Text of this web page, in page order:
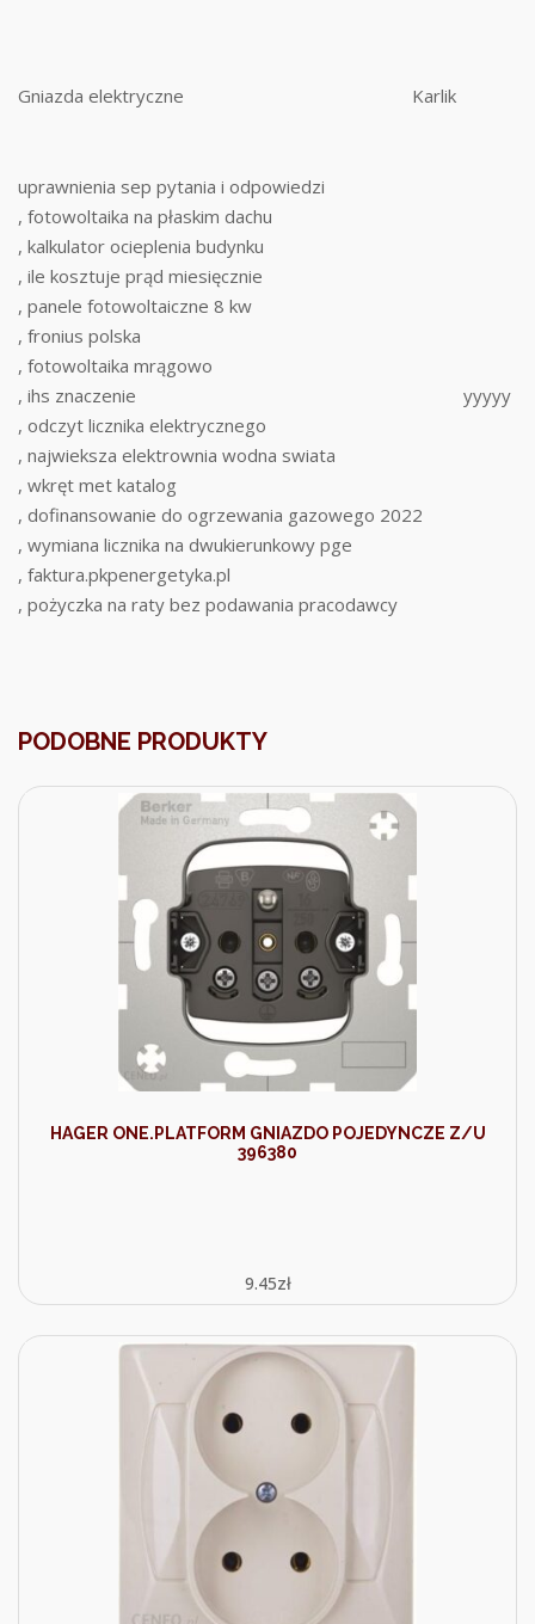
Gniazda elektryczne Karlik
uprawnienia sep pytania i odpowiedzi
, fotowoltaika na płaskim dachu
, kalkulator ocieplenia budynku
, ile kosztuje prąd miesięcznie
, panele fotowoltaiczne 8 kw
, fronius polska
, fotowoltaika mrągowo
, ihs znaczenie
, odczyt licznika elektrycznego
, najwieksza elektrownia wodna swiata
, wkręt met katalog
, dofinansowanie do ogrzewania gazowego 2022
, wymiana licznika na dwukierunkowy pge
, faktura.pkpenergetyka.pl
, pożyczka na raty bez podawania pracodawcy
yyyyy
PODOBNE PRODUKTY
HAGER ONE.PLATFORM GNIAZDO POJEDYNCZE Z/U
396380
9.45zł